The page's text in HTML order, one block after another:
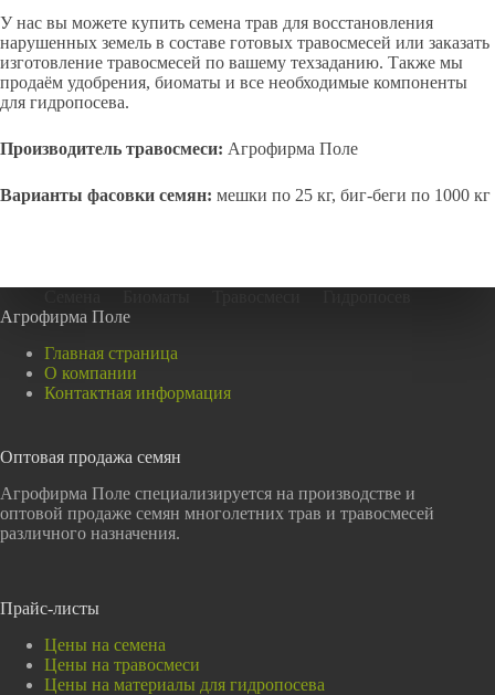
У нас вы можете купить семена трав для восстановления
нарушенных земель в составе готовых травосмесей или заказать
изготовление травосмесей по вашему техзаданию. Также мы
продаём удобрения, биоматы и все необходимые компоненты
для гидропосева.
Производитель травосмеси: Агрофирма Поле
Варианты фасовки семян: мешки по 25 кг, биг-беги по 1000 кг
Агрофирма Поле
Главная страница
О компании
Контактная информация
Оптовая продажа семян
Агрофирма Поле специализируется на производстве и
оптовой продаже семян многолетних трав и травосмесей
различного назначения.
Прайс-листы
Цены на семена
Цены на травосмеси
Цены на материалы для гидропосева